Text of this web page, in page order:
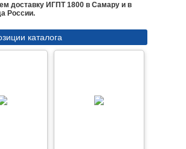
доставку ИГПТ 1800 в Самару и в
России.
каталога